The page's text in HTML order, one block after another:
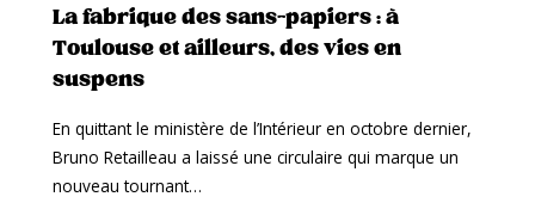
La fabrique des sans-papiers : à
Toulouse et ailleurs, des vies en
suspens
En quittant le ministère de l’Intérieur en octobre dernier,
Bruno Retailleau a laissé une circulaire qui marque un
nouveau tournant…